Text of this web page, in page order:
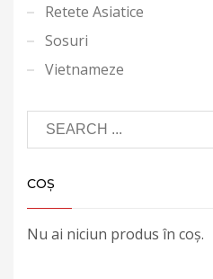
Retete Asiatice
Sosuri
Vietnameze
COȘ
Nu ai niciun produs în coș.